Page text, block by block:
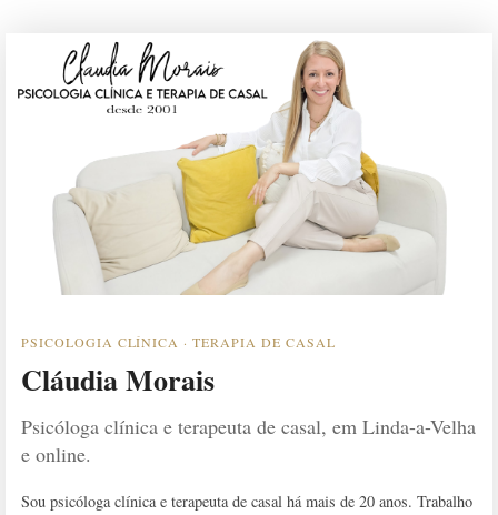
PSICOLOGIA CLÍNICA · TERAPIA DE CASAL
Cláudia Morais
Psicóloga clínica e terapeuta de casal, em Linda-a-Velha
e online.
Sou psicóloga clínica e terapeuta de casal há mais de 20 anos. Trabalho